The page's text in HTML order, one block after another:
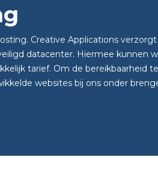
Creative Applications
datacenter. Hiermee kunnen
tarief. Om de bereikbaarheid te
websites bij ons onder